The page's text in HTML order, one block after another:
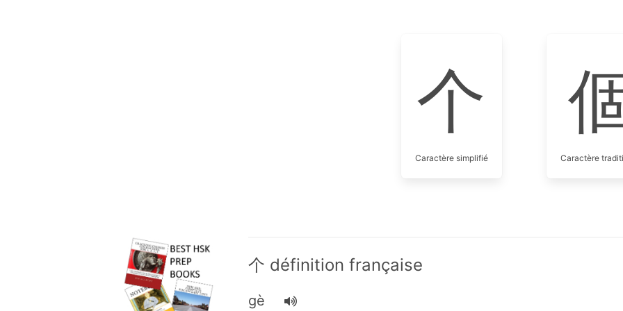
个
Caractère simplifié Caractère
个 définition française
gè